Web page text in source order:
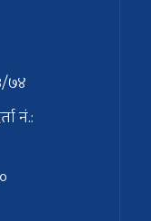
७४
नं.: